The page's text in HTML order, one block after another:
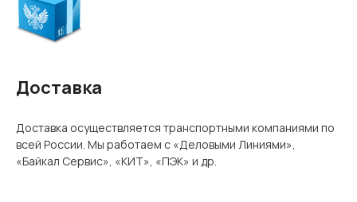
Доставка
Доставка осуществляется транспортными компаниями по
всей России. Мы работаем с «Деловыми Линиями»,
«Байкал Сервис», «КИТ», «ПЭК» и др.